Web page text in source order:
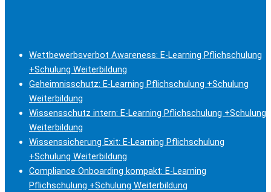
Wettbewerbsverbot Awareness: E-Learning Pflichschulung
+Schulung Weiterbildung
Geheimnisschutz: E-Learning Pflichschulung +Schulung
Weiterbildung
Wissensschutz intern: E-Learning Pflichschulung +Schulung
Weiterbildung
Wissenssicherung Exit: E-Learning Pflichschulung
+Schulung Weiterbildung
Compliance Onboarding kompakt: E-Learning
Pflichschulung +Schulung Weiterbildung